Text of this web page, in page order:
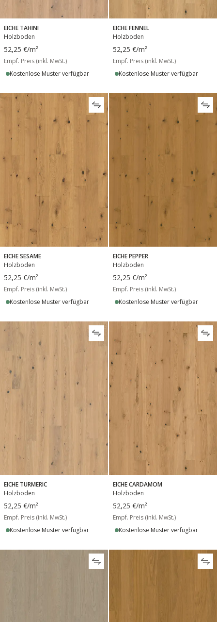
EICHE TAHINI
Holzboden
52,25 €/m²
Empf. Preis (inkl. MwSt.)
Kostenlose Muster verfügbar
EICHE FENNEL
Holzboden
52,25 €/m²
Empf. Preis (inkl. MwSt.)
Kostenlose Muster verfügbar
EICHE SESAME
Holzboden
52,25 €/m²
Empf. Preis (inkl. MwSt.)
Kostenlose Muster verfügbar
EICHE PEPPER
Holzboden
52,25 €/m²
Empf. Preis (inkl. MwSt.)
Kostenlose Muster verfügbar
EICHE TURMERIC
Holzboden
52,25 €/m²
Empf. Preis (inkl. MwSt.)
Kostenlose Muster verfügbar
EICHE CARDAMOM
Holzboden
52,25 €/m²
Empf. Preis (inkl. MwSt.)
Kostenlose Muster verfügbar